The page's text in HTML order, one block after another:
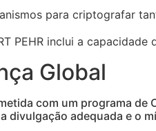
para criptografar
PEHR inclui a capacidade
Global
com um programa
divulgação adequada e o